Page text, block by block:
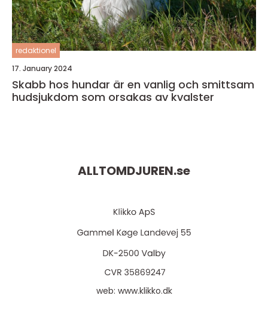
redaktionel
17. January 2024
Skabb hos hundar är en vanlig och smittsam
hudsjukdom som orsakas av kvalster
ALLTOMDJUREN.se
web: www.klikko.dk